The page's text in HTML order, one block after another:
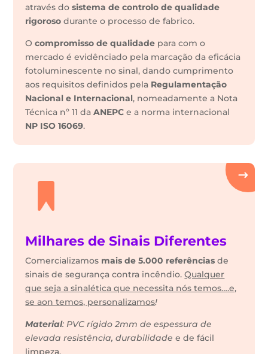
através dosistema de controlo de qualidade
rigoroso durante o processo de fabrico.
Ocompromisso de qualidade para com o
mercado é evidênciado pela marcação da eficácia
fotoluminescente no sinal, dando cumprimento
aos requisitos definidos pela Regulamentação
Nacional e Internacional, nomeadamente a Nota
Técnica nº 11 daANEPC e a norma internacional
NP ISO 16069.
Milhares de Sinais Diferentes
Comercializamos mais de 5.000 referências de
sinais de segurança contra incêndio.Qualquer
que seja a sinalética que necessita nós temos….e,
se aon temos, personalizamos!
Material: PVC rígido 2mm de espessura de
elevada resistência, durabilidadee de fácil
limpeza.